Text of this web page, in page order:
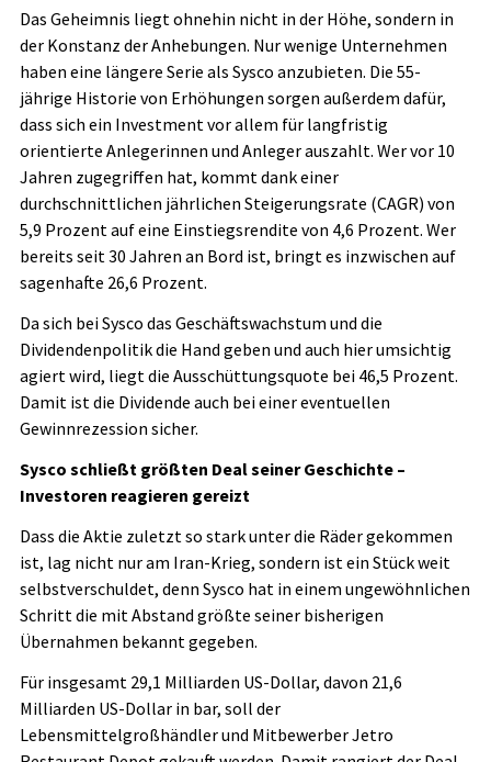
Das Geheimnis liegt ohnehin nicht in der Höhe, sondern in
der Konstanz der Anhebungen. Nur wenige Unternehmen
haben eine längere Serie als Sysco anzubieten. Die 55-
jährige Historie von Erhöhungen sorgen außerdem dafür,
dass sich ein Investment vor allem für langfristig
orientierte Anlegerinnen und Anleger auszahlt. Wer vor 10
Jahren zugegriffen hat, kommt dank einer
durchschnittlichen jährlichen Steigerungsrate (CAGR) von
5,9 Prozent auf eine Einstiegsrendite von 4,6 Prozent. Wer
bereits seit 30 Jahren an Bord ist, bringt es inzwischen auf
sagenhafte 26,6 Prozent.
Da sich bei Sysco das Geschäftswachstum und die
Dividendenpolitik die Hand geben und auch hier umsichtig
agiert wird, liegt die Ausschüttungsquote bei 46,5 Prozent.
Damit ist die Dividende auch bei einer eventuellen
Gewinnrezession sicher.
Sysco schließt größten Deal seiner Geschichte –
Investoren reagieren gereizt
Dass die Aktie zuletzt so stark unter die Räder gekommen
ist, lag nicht nur am Iran-Krieg, sondern ist ein Stück weit
selbstverschuldet, denn Sysco hat in einem ungewöhnlichen
Schritt die mit Abstand größte seiner bisherigen
Übernahmen bekannt gegeben.
Für insgesamt 29,1 Milliarden US-Dollar, davon 21,6
Milliarden US-Dollar in bar, soll der
Lebensmittelgroßhändler und Mitbewerber Jetro